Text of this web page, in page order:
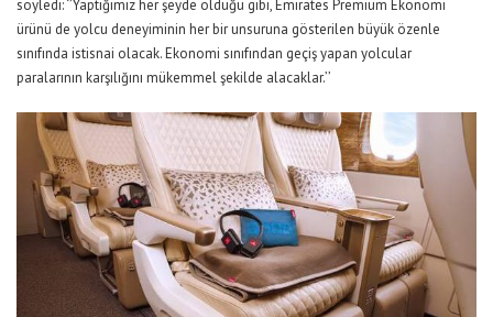
söyledi: ‘’Yaptığımız her şeyde olduğu gibi, Emirates Premium Ekonomi
ürünü de yolcu deneyiminin her bir unsuruna gösterilen büyük özenle
sınıfında istisnai olacak. Ekonomi sınıfından geçiş yapan yolcular
paralarının karşılığını mükemmel şekilde alacaklar.’’